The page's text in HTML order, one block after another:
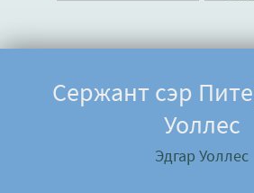
Сержант сэр
Уоллес
Эдгар Уоллес